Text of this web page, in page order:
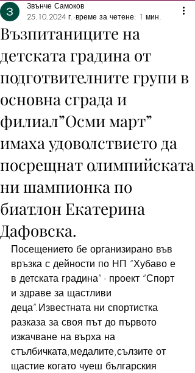
Възпитаниците на
детската градина от
подготвителните групи в
основна сграда и
филиал”Осми март”
имаха удоволствието да
посрещнат олимпийската
ни шампионка по
биатлон Екатерина
Дафовска.
Звънче Самоков
25.10.2024 г. време за четене: 1 мин.
Посещението бе организирано във
връзка с дейности по НП “Хубаво е
в детската градина” - проект “Спорт
и здраве за щастливи
деца”.Известната ни спортистка
разказа за своя път до първото
изкачване на върха на
стълбичката,медалите,сълзите от
щастие когато чуеш българския